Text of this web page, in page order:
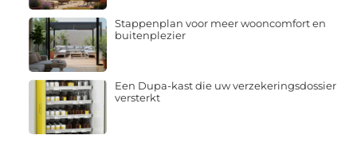
Stappenplan voor meer wooncomfort en
buitenplezier
Een Dupa-kast die uw verzekeringsdossier
versterkt